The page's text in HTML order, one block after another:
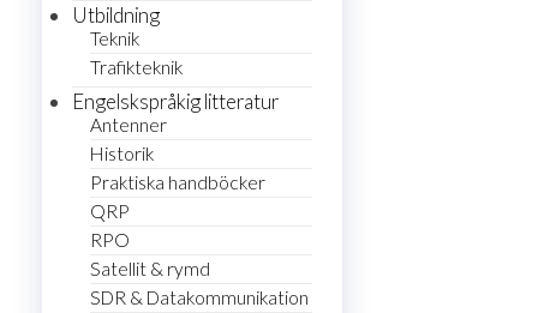
Utbildning
Teknik
Trafikteknik
Engelskspråkig litteratur
Antenner
Historik
Praktiska handböcker
QRP
RPO
Satellit & rymd
SDR & Datakommunikation